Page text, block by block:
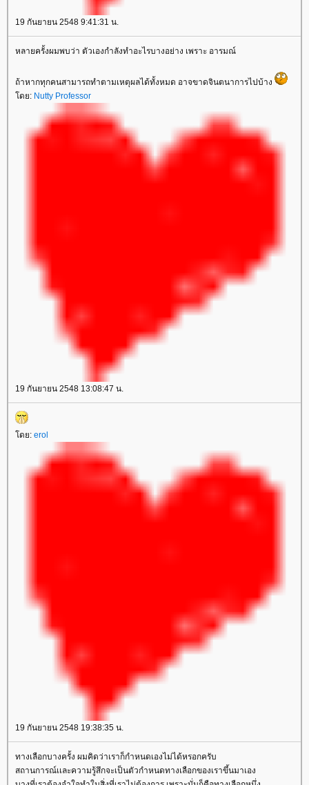
19 กันยายน 2548 9:41:31 น.
หลายครั้งผมพบว่า ตัวเองกำลังทำอะไรบางอย่าง เพราะ อารมณ์
ถ้าหากทุกคนสามารถทำตามเหตุผลได้ทั้งหมด อาจขาดจินตนาการไปบ้าง
ดย: Nutty Professor
19 กันยายน 2548 13:08:47 น.
ดย: erol
19 กันยายน 2548 19:38:35 น.
ทางเลือกบางครั้ง ผมคิดว่าเราก็กำหนดเองไม่ได้หรอกครับ
สถานการณ์เเละความรู้สึกจะเป็นตัวกำหนดทางเลือกของเราขึ้นมาเอง